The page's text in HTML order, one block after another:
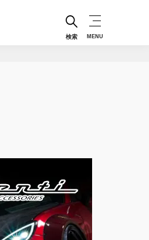
検索 MENU